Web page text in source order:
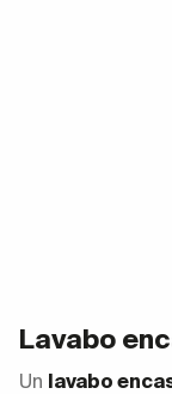
Lavabo
Un lavabo